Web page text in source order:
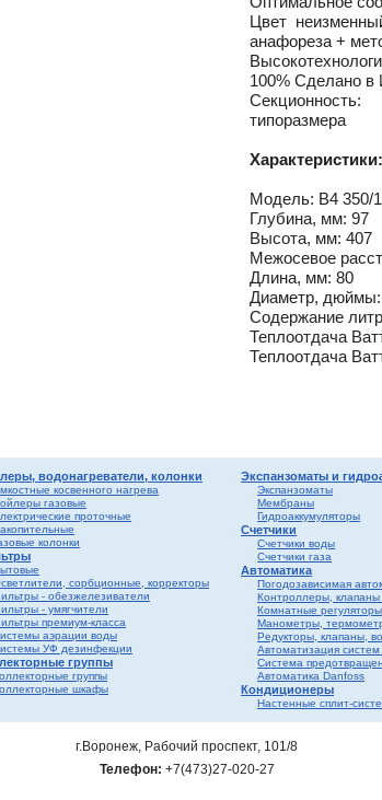
пр.
и
и
Цвет
анафореза +
100% Сделано в
типоразмера
Характеристики:
Модель: B4 350/
Глубина, мм: 97
Высота, мм: 407
Межосевое
Длина, мм: 80
Диаметр,
Содержание
Теплоотдача
Теплоотдача
водонагреватели, колонки
косвенного нагрева
газовые
проточные
колонки
сорбционные, корректоры
- обезжелезиватели
- умягчители
премиум-класса
аэрации воды
УФ дезинфекции
группы
группы
шкафы
Экспанзоматы и
Экспанзоматы
Мембраны
Гидроаккумуляторы
Счетчики
Счетчики воды
Счетчики газа
Автоматика
Погодозависимая
Контроллеры,
Комнатные регуляторы
Манометры,
Редукторы, клапаны,
Автоматизация
Система
Автоматика Danfoss
Кондиционеры
Настенные сплит-
г.Воронеж, Рабочий проспект, 101/8
Телефон: +7(473)27-020-27